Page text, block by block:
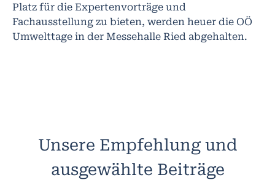
Platz für die Expertenvorträge und
Fachausstellung zu bieten, werden heuer die OÖ
Umwelttage in der Messehalle Ried abgehalten.
Unsere Empfehlung und
ausgewählte Beiträge